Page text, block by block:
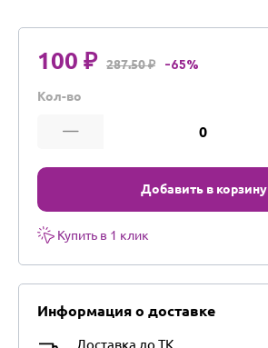
100 ₽ 287.50 ₽ -65%
Кол-во
Добавить в корзину
Купить в 1 клик
Информация о доставке
Доставка до ТК